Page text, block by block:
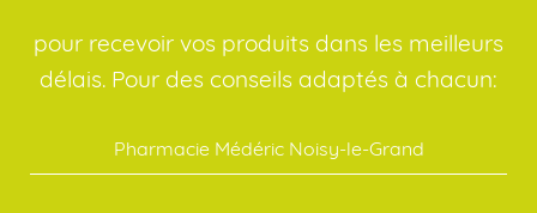
pour recevoir vos produits dans les meilleurs
délais. Pour des conseils adaptés à chacun:
Pharmacie Médéric Noisy-le-Grand